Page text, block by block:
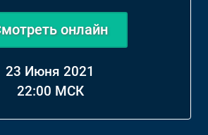
онлайн
23 Июня 2021
22:00 МСК